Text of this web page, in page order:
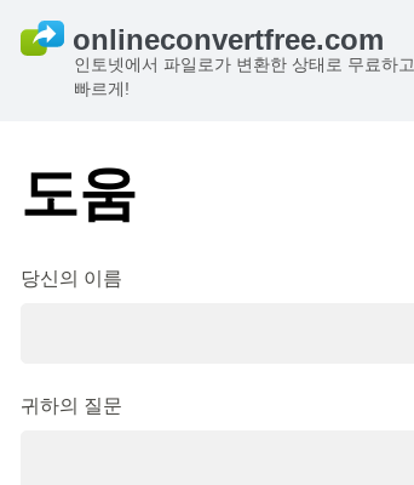
인토넷에서 파일로가 변환한 상태로 무료하고
빠르게!
도움
당신의 이름
귀하의 질문